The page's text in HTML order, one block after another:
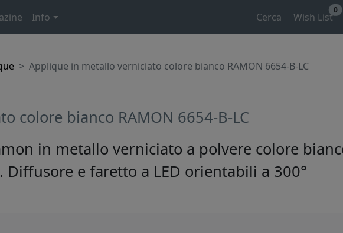
Info Cerca Wish List
0
Applique in metallo verniciato colore bianco RAMON 6654-B-LC
colore bianco RAMON 6654-B-LC
in metallo verniciato a polvere colore
e faretto a LED orientabili a 300°